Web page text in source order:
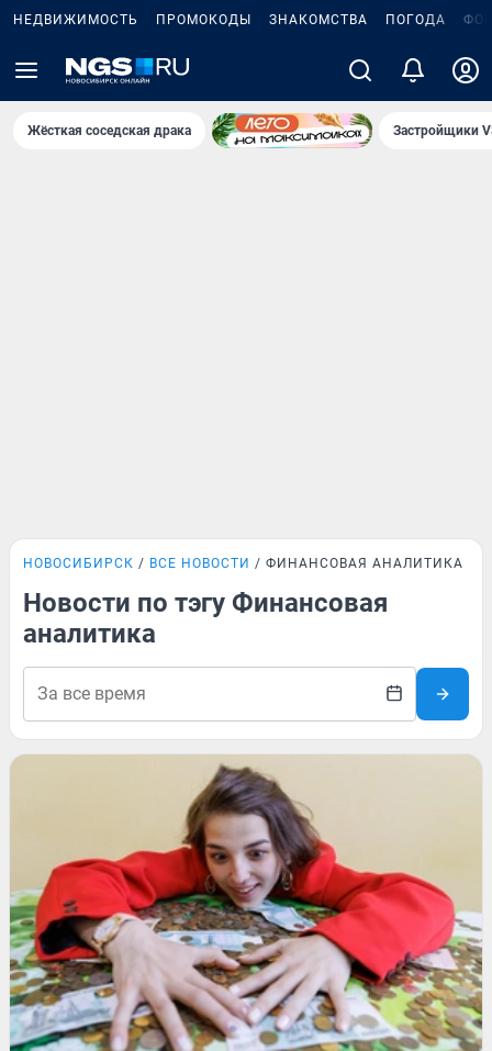
НЕДВИЖИМОСТЬ ПРОМОКОДЫ ЗНАКОМСТВА ПОГОДА
Жёсткая соседская драка Застройщики
НОВОСИБИРСК ВСЕ НОВОСТИ ФИНАНСОВАЯ АНАЛИТИКА
Новости по тэгу Финансовая
аналитика